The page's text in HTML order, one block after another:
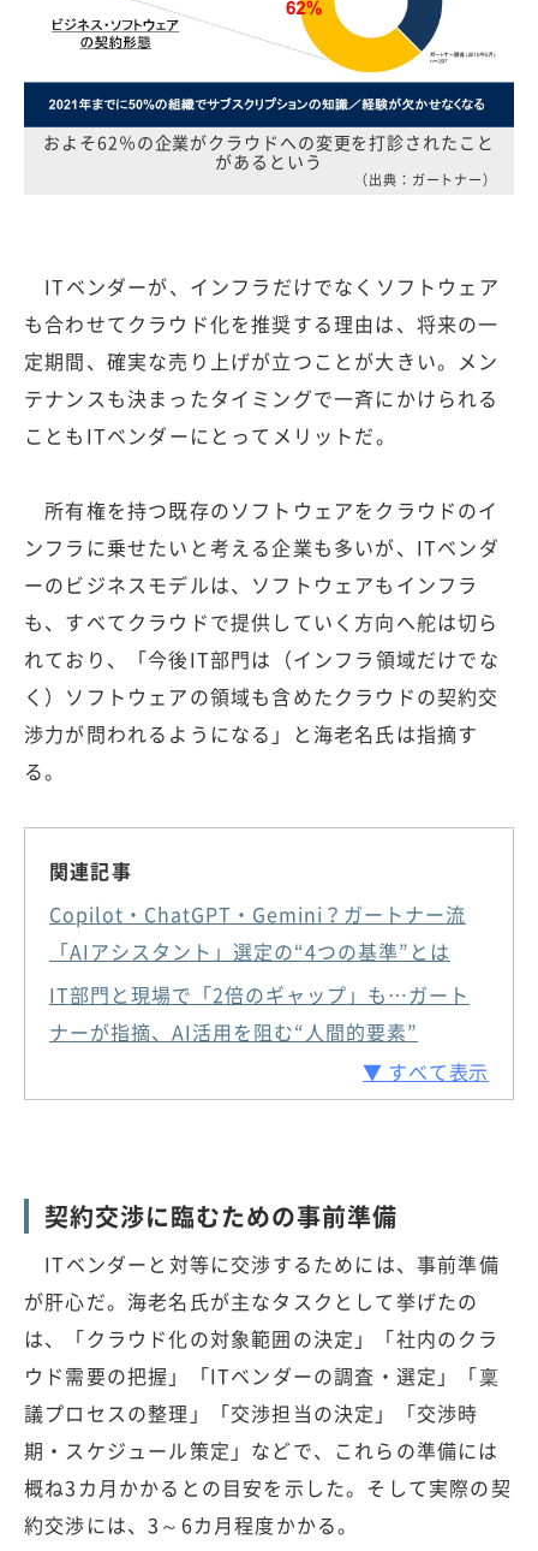
およそ62％の企業がクラウドへの変更を打診されたこと
があるという
（出典：ガートナー）
ITベンダーが、インフラだけでなくソフトウェア
も合わせてクラウド化を推奨する理由は、将来の一
定期間、確実な売り上げが立つことが大きい。メン
テナンスも決まったタイミングで一斉にかけられる
こともITベンダーにとってメリットだ。
所有権を持つ既存のソフトウェアをクラウドのイ
ンフラに乗せたいと考える企業も多いが、ITベンダ
ーのビジネスモデルは、ソフトウェアもインフラ
も、すべてクラウドで提供していく方向へ舵は切ら
れており、「今後IT部門は（インフラ領域だけでな
く）ソフトウェアの領域も含めたクラウドの契約交
渉力が問われるようになる」と海老名氏は指摘す
る。
関連記事
Copilot・ChatGPT・Gemini？ガートナー流
「AIアシスタント」選定の“4つの基準”とは
IT部門と現場で「2倍のギャップ」も…ガート
ナーが指摘、AI活用を阻む“人間的要素”
▼ すべて表示
契約交渉に臨むための事前準備
ITベンダーと対等に交渉するためには、事前準備
が肝心だ。海老名氏が主なタスクとして挙げたの
は、「クラウド化の対象範囲の決定」「社内のクラ
ウド需要の把握」「ITベンダーの調査・選定」「稟
議プロセスの整理」「交渉担当の決定」「交渉時
期・スケジュール策定」などで、これらの準備には
概ね3カ月かかるとの目安を示した。そして実際の契
約交渉には、3～6カ月程度かかる。